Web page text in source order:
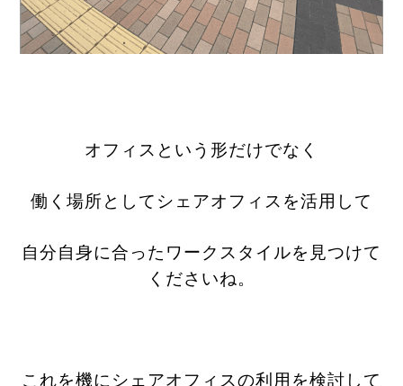
オフィスという形だけでなく
働く場所としてシェアオフィスを活用して
自分自身に合ったワークスタイルを見つけて
くださいね。
これを機にシェアオフィスの利用を検討して